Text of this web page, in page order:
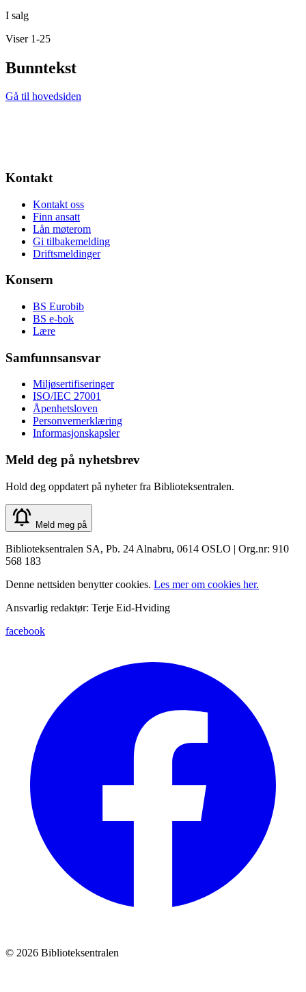
I salg
Viser 1-25
Bunntekst
Gå til hovedsiden
Kontakt
Kontakt oss
Finn ansatt
Lån møterom
Gi tilbakemelding
Driftsmeldinger
Konsern
BS Eurobib
BS e-bok
Lære
Samfunnsansvar
Miljøsertifiseringer
ISO/IEC 27001
Åpenhetsloven
Personvernerklæring
Informasjonskapsler
Meld deg på nyhetsbrev
Hold deg oppdatert på nyheter fra Biblioteksentralen.
Meld meg på
Biblioteksentralen SA, Pb. 24 Alnabru, 0614 OSLO | Org.nr: 910
568 183
Denne nettsiden benytter cookies. Les mer om cookies her.
Ansvarlig redaktør: Terje Eid-Hviding
facebook
© 2026 Biblioteksentralen